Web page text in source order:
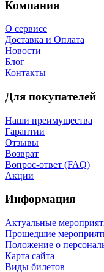
Компания
О сервисе
Доставка и Оплата
Новости
Блог
Контакты
Для покупателей
Наши преимущества
Гарантии
Отзывы
Возврат
Вопрос-ответ (FAQ)
Акции
Информация
Актуальные
Прошедшие
Положение о
Карта сайта
Виды билетов